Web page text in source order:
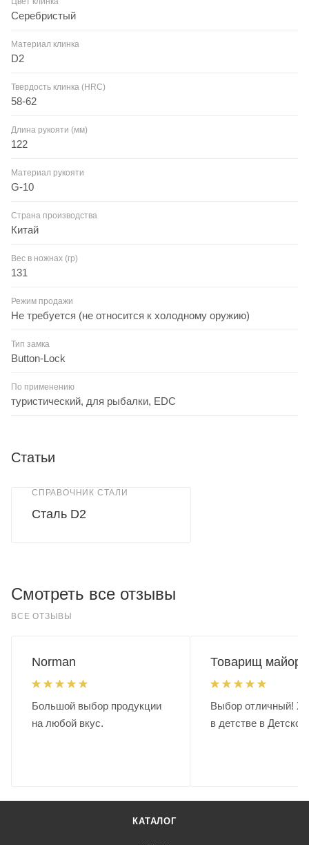
Серебристый
Материал клинка
D2
Твердость клинка (HRC)
58-62
Длина рукояти (мм)
122
Материал рукояти
G-10
Страна производства
Китай
Вес в ножнах (гр)
131
Режим продажи
Не требуется (не относится к холодному оружию)
Тип замка
Button-Lock
По применению
туристический, для рыбалки, EDC
Статьи
СПРАВОЧНИК СТАЛИ
Сталь D2
Смотреть все отзывы
ВСЕ ОТЗЫВЫ
Norman
Большой выбор продукции
на любой вкус.
Товарищ майор.
Выбор отличный!
в детстве в
КАТАЛОГ